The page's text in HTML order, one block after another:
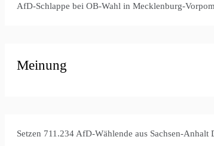
AfD-Schlappe bei OB-Wahl in Mecklenburg-
Meinung
Setzen 711.234 AfD-Wählende aus Sachsen-Anhalt